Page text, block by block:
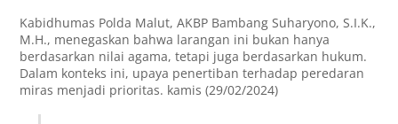
Kabidhumas Polda Malut, AKBP Bambang Suharyono, S.I.K.,
M.H., menegaskan bahwa larangan ini bukan hanya
berdasarkan nilai agama, tetapi juga berdasarkan hukum.
Dalam konteks ini, upaya penertiban terhadap peredaran
miras menjadi prioritas. kamis (29/02/2024)